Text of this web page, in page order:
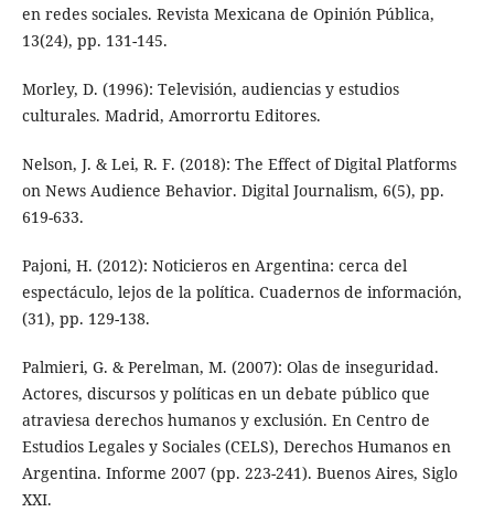
en redes sociales. Revista Mexicana de Opinión Pública,
13(24), pp. 131-145.
Morley, D. (1996): Televisión, audiencias y estudios
culturales. Madrid, Amorrortu Editores.
Nelson, J. & Lei, R. F. (2018): The Effect of Digital Platforms
on News Audience Behavior. Digital Journalism, 6(5), pp.
619-633.
Pajoni, H. (2012): Noticieros en Argentina: cerca del
espectáculo, lejos de la política. Cuadernos de información,
(31), pp. 129-138.
Palmieri, G. & Perelman, M. (2007): Olas de inseguridad.
Actores, discursos y políticas en un debate público que
atraviesa derechos humanos y exclusión. En Centro de
Estudios Legales y Sociales (CELS), Derechos Humanos en
Argentina. Informe 2007 (pp. 223-241). Buenos Aires, Siglo
XXI.